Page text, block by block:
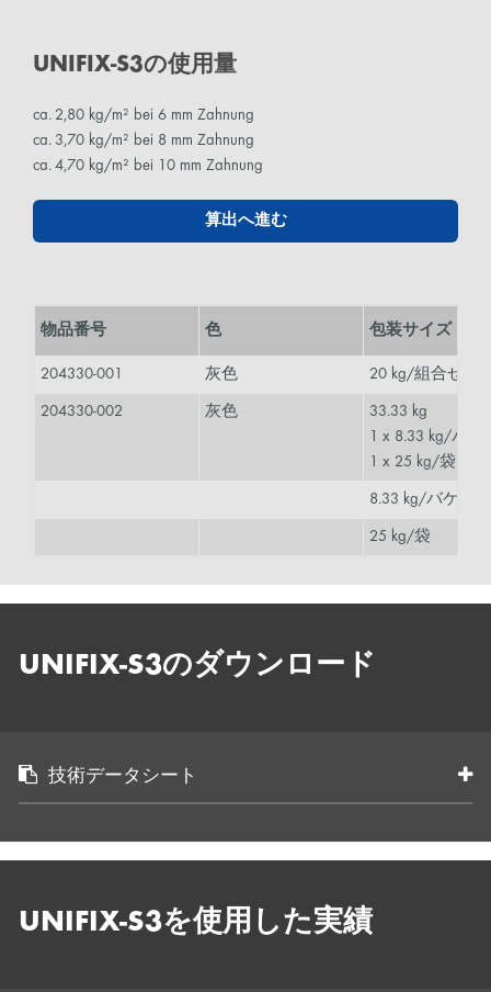
UNIFIX-S3の使用量
ca. 2,80 kg/m² bei 6 mm Zahnung
ca. 3,70 kg/m² bei 8 mm Zahnung
ca. 4,70 kg/m² bei 10 mm Zahnung
算出へ進む
物品番号 色 包装サイズ
204330-001 灰色 20 kg/組合せ包
204330-002 灰色
33.33 kg
1 x 8.33 kg/バ
1 x 25 kg/袋
8.33 kg/バケツ
25 kg/袋
UNIFIX-S3のダウンロード
技術データシート
UNIFIX-S3を使用した実績